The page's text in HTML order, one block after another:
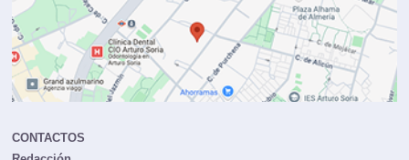
CONTACTOS